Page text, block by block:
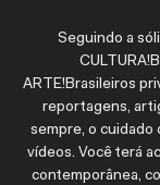
Seguindo a
ARTE!Brasileiros
reportagens,
sempre, o cuidado
vídeos. Você terá
contemporânea,